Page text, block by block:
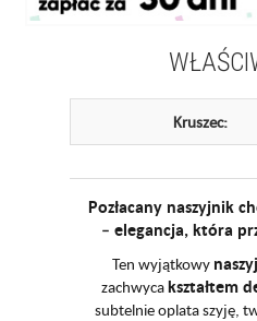
Kruszec:
Pozłacany naszyjnik
– elegancja, która
Ten wyjątkowy
zachwycakształtem
subtelnie oplata szyję,